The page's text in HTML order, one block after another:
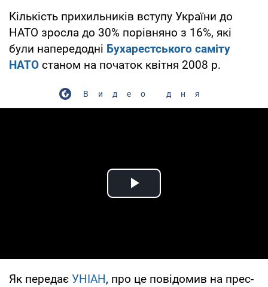
Кількість прихильників вступу України до
НАТО зросла до 30% порівняно з 16%, які
були напередодні Бухарестського саміту
НАТО станом на початок квітня 2008 р.
Видео дня
Play Video
Як передає УНІАН, про це повідомив на прес-